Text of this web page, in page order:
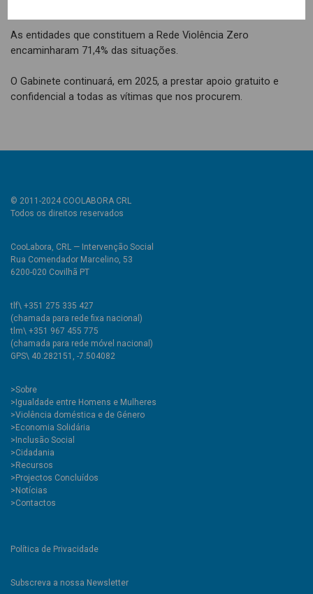
As entidades que constituem a Rede Violência Zero
encaminharam 71,4% das situações.
O Gabinete continuará, em 2025, a prestar apoio gratuito e
confidencial a todas as vítimas que nos procurem.
© 2011-2024 COOLABORA CRL
Todos os direitos reservados
CooLabora, CRL — Intervenção Social
Rua Comendador Marcelino, 53
6200-020 Covilhã PT
tlf\ +351 275 335 427
(chamada para rede fixa nacional)
tlm\ +351 967 455 775
(chamada para rede móvel nacional)
GPS\ 40.282151, -7.504082
>Sobre
>Igualdade entre Homens e Mulheres
>Violência doméstica e de Género
>Economia Solidária
>Inclusão Social
>Cidadania
>Recursos
>Projectos Concluídos
>Notícias
>Contactos
Política de Privacidade
Subscreva a nossa Newsletter